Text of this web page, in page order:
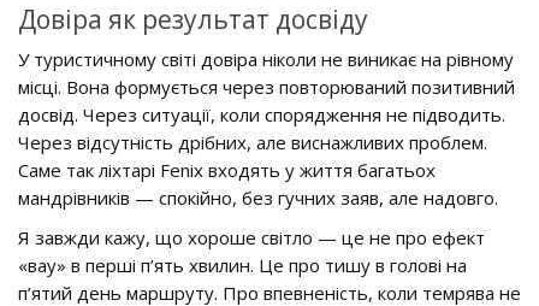
Довіра як результат досвіду
У туристичному світі довіра ніколи не виникає на рівному
місці. Вона формується через повторюваний позитивний
досвід. Через ситуації, коли спорядження не підводить.
Через відсутність дрібних, але виснажливих проблем.
Саме так ліхтарі Fenix входять у життя багатьох
мандрівників — спокійно, без гучних заяв, але надовго.
Я завжди кажу, що хороше світло — це не про ефект
«вау» в перші п’ять хвилин. Це про тишу в голові на
п’ятий день маршруту. Про впевненість, коли темрява не